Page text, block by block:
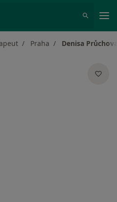
Praha Denisa